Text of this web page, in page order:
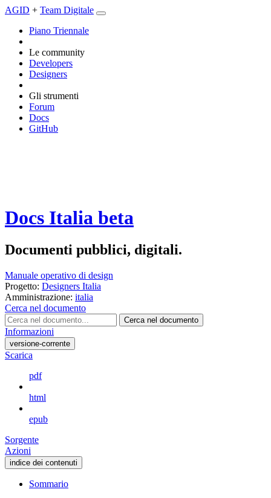
AGID + Team Digitale
Piano Triennale
Le community
Developers
Designers
Gli strumenti
Forum
Docs
GitHub
Docs Italia beta
Documenti pubblici, digitali.
Manuale operativo di design
Progetto: Designers Italia
Amministrazione: italia
Cerca nel documento
Cerca nel documento
Informazioni
versione-corrente
Scarica
pdf
html
epub
Sorgente
Azioni
indice dei contenuti
Sommario